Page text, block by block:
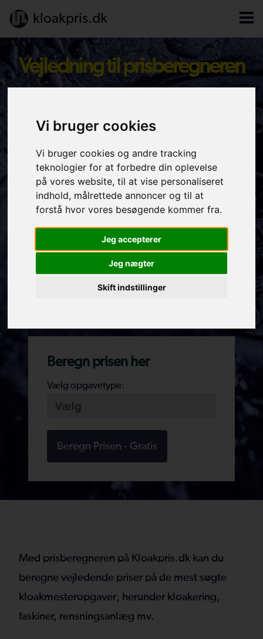
Vi bruger cookies
Vi bruger cookies og andre tracking
teknologier for at forbedre din oplevelse
på vores website, til at vise personaliseret
indhold, målrettede annoncer og til at
forstå hvor vores besøgende kommer fra.
Jeg accepterer
Jeg nægter
Skift indstillinger
kloakpris.dk
Vejledning til prisberegneren
Sådan fungerer vores
service
Indtast opgaven
Indtast din opgave i beregneren
Pris pr. mail
Du får din vejledende kloak-pris pr. mail med det
samme
Du ringes op
Vores rådgivere vil hjælpe dig videre med dit
Beregn prisen her
Vælg opgavetype:
Beregn Prisen - Gratis
Med prisberegneren på Kloakpris.dk kan du
beregne vejledende priser på de mest søgte
kloakmesteropgaver, herunder kloakering,
faskiner, rensningsanlæg mv.